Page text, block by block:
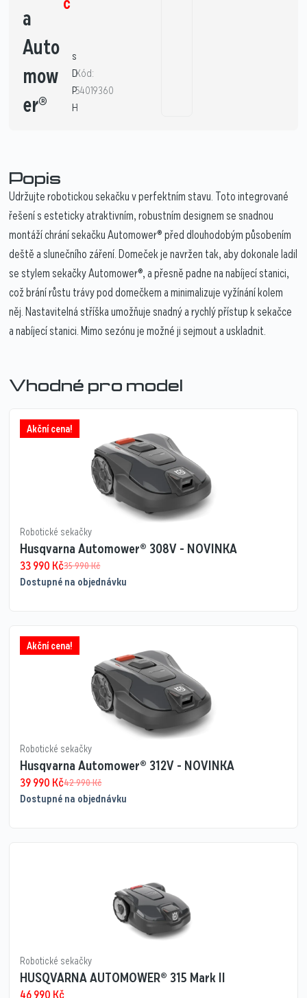
a
Auto
mow
er®
s
D
P
H
Kód:
54019360
1
Popis
Udržujte robotickou sekačku v perfektním stavu. Toto integrované
řešení s esteticky atraktivním, robustním designem se snadnou
montáží chrání sekačku Automower® před dlouhodobým působením
deště a slunečního záření. Domeček je navržen tak, aby dokonale ladil
se stylem sekačky Automower®, a přesně padne na nabíjecí stanici,
což brání růstu trávy pod domečkem a minimalizuje vyžínání kolem
něj. Nastavitelná stříška umožňuje snadný a rychlý přístup k sekačce
a nabíjecí stanici. Mimo sezónu je možné ji sejmout a uskladnit.
Vhodné pro model
Akční cena!
Robotické sekačky
Husqvarna Automower® 308V - NOVINKA
35 990Kč
33 990 Kč
Dostupné na objednávku
Akční cena!
Robotické sekačky
Husqvarna Automower® 312V - NOVINKA
42 990Kč
39 990 Kč
Dostupné na objednávku
Robotické sekačky
HUSQVARNA AUTOMOWER® 315 Mark II
46 990 Kč